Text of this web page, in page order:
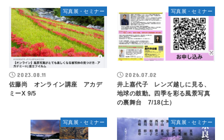
写真展・セミナー
2023.08.11
佐藤尚 オンライン講座 アカデ
ミーX 9/5
写真展・セミナー
2026.07.02
井上嘉代子 レンズ越しに見る、
地球の鼓動。四季を彩る風景写真
の裏舞台 7/18(土）
写真展・セミナー 写真展・セミナー